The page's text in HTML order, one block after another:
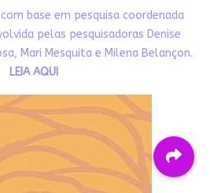
base em pesquisa coordenada
pelas pesquisadoras Denise
Mari Mesquita e Milena Belançon.
LEIA AQUI